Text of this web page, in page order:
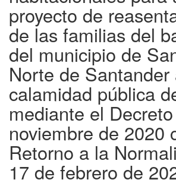
proyecto de
de las familias del
del municipio de
Norte de
calamidad pública
mediante el
noviembre de 2020
Retorno a la
17 de febrero de